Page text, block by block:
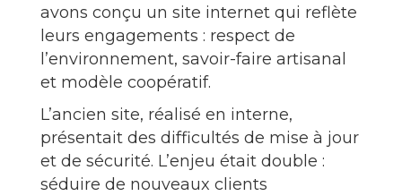
avons conçu un site internet qui reflète
leurs engagements : respect de
l’environnement, savoir-faire artisanal
et modèle coopératif.
L’ancien site, réalisé en interne,
présentait des difficultés de mise à jour
et de sécurité. L’enjeu était double :
séduire de nouveaux clients